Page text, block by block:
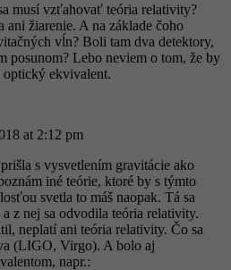
musí vzťahovať teória relativity?
ani žiarenie. A na základe čoho
vĺn? Boli tam dva detektory,
posunom? Lebo neviem o tom, že by
optický ekvivalent.
at 2:12 pm
s vysvetlením gravitácie ako
iné teórie, ktoré by s týmto
svetla to máš naopak. Tá sa
z nej sa odvodila teória relativity.
neplatí ani teória relativity. Čo sa
(LIGO, Virgo). A bolo aj
napr.: